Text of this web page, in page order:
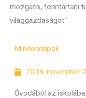
mozgatni, fenntartani
világgazdaságot."
Mindennapok
2018. november
Óvodából az